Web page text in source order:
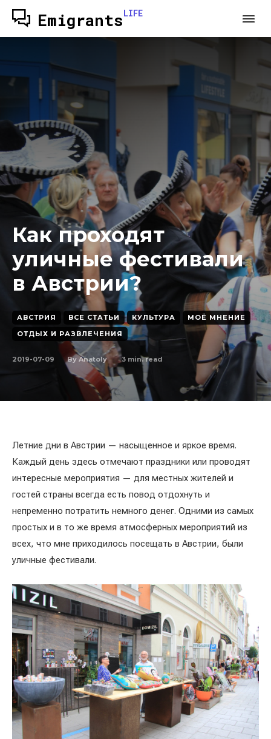
EmigrantsLIFE
Как проходят
уличные фестивали
в Австрии?
АВСТРИЯ ВСЕ СТАТЬИ КУЛЬТУРА
МОЁ МНЕНИЕ
ОТДЫХ И РАЗВЛЕЧЕНИЯ
2019-07-09 By Anatoly 3 min. read
Летние дни в Австрии — насыщенное и яркое время.
Каждый день здесь отмечают праздники или проводят
интересные мероприятия — для местных жителей и
гостей страны всегда есть повод отдохнуть и
непременно потратить немного денег. Одними из самых
простых и в то же время атмосферных мероприятий из
всех, что мне приходилось посещать в Австрии, были
уличные фестивали.